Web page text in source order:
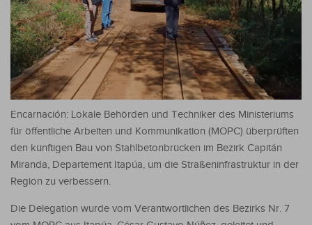
Encarnación: Lokale Behörden und Techniker des Ministeriums
für öffentliche Arbeiten und Kommunikation (MOPC) überprüften
den künftigen Bau von Stahlbetonbrücken im Bezirk Capitán
Miranda, Departement Itapúa, um die Straßeninfrastruktur in der
Region zu verbessern.
Die Delegation wurde vom Verantwortlichen des Bezirks Nr. 7